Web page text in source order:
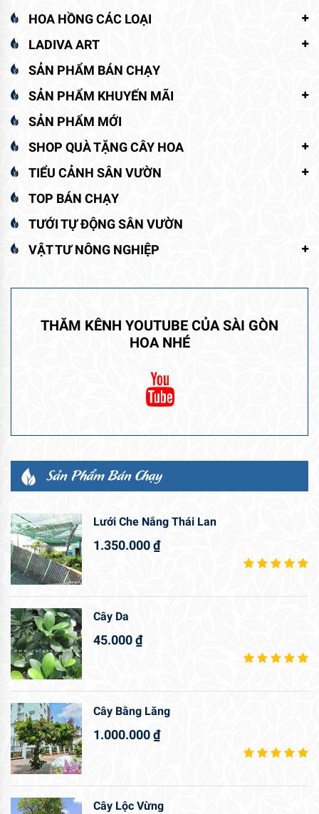
HOA HỒNG CÁC LOẠI
LADIVA ART
SẢN PHẨM BÁN CHẠY
SẢN PHẨM KHUYẾN MÃI
SẢN PHẨM MỚI
SHOP QUÀ TẶNG CÂY HOA
TIỂU CẢNH SÂN VƯỜN
TOP BÁN CHẠY
TƯỚI TỰ ĐỘNG SÂN VƯỜN
VẬT TƯ NÔNG NGHIỆP
THĂM KÊNH YOUTUBE CỦA SÀI GÒN
HOA NHÉ
Sản Phẩm Bán Chạy
Lưới Che Nắng Thái Lan
1.350.000₫
Cây Da
45.000₫
Cây Bằng Lăng
1.000.000₫
Cây Lộc Vừng